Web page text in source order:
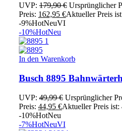
UVP: 179,90€ Ursprünglicher
Preis: 162,95 €Aktueller Preis
-9%HotNeuVI
-10%HotNeu
In den Warenkorb
Busch 8895
UVP: 49,99€ Ursprünglicher
Preis: 44,95 €Aktueller Preis ist:
-10%HotNeu
-7%HotNeuVI